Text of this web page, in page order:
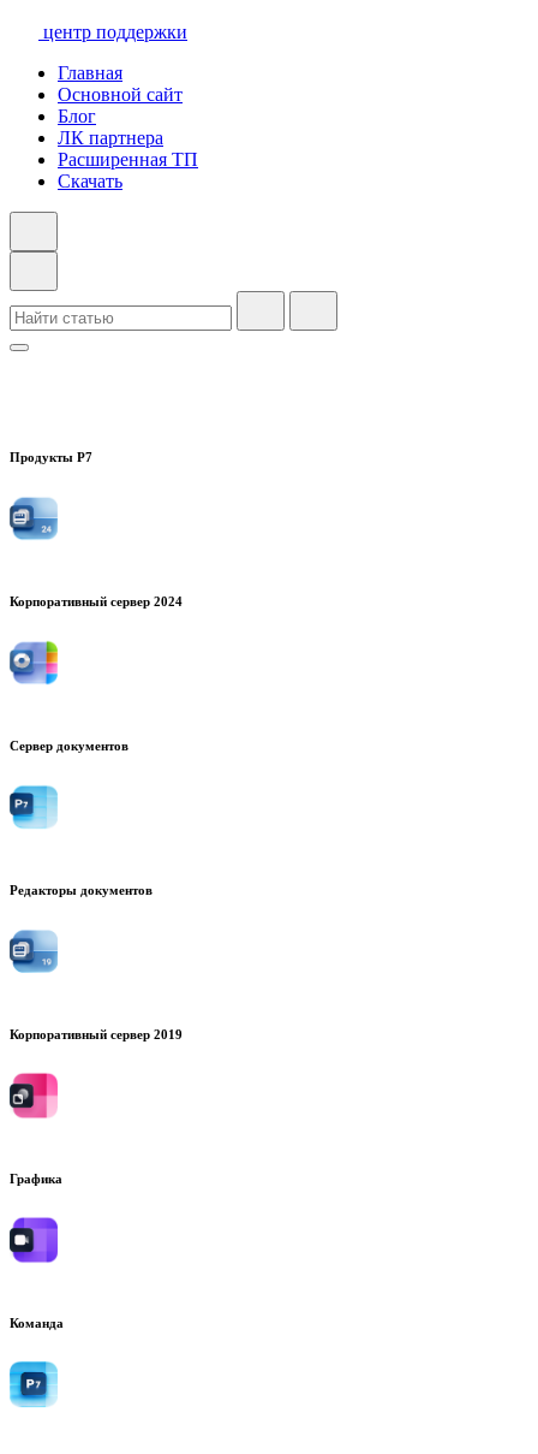
центр поддержки
Главная
Основной сайт
Блог
ЛК партнера
Расширенная ТП
Скачать
Продукты Р7
Корпоративный сервер 2024
Сервер документов
Редакторы документов
Корпоративный сервер 2019
Графика
Команда